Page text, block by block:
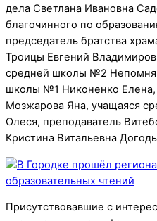
дела Светлана Ивановна
благочинного по
председатель братства
Троицы Евгений
средней школы №2
школы №1 Никоненко
Мозжарова Яна, учащаяся
Олеся, преподаватель
Кристина Витальевна
Присутствовавшие с